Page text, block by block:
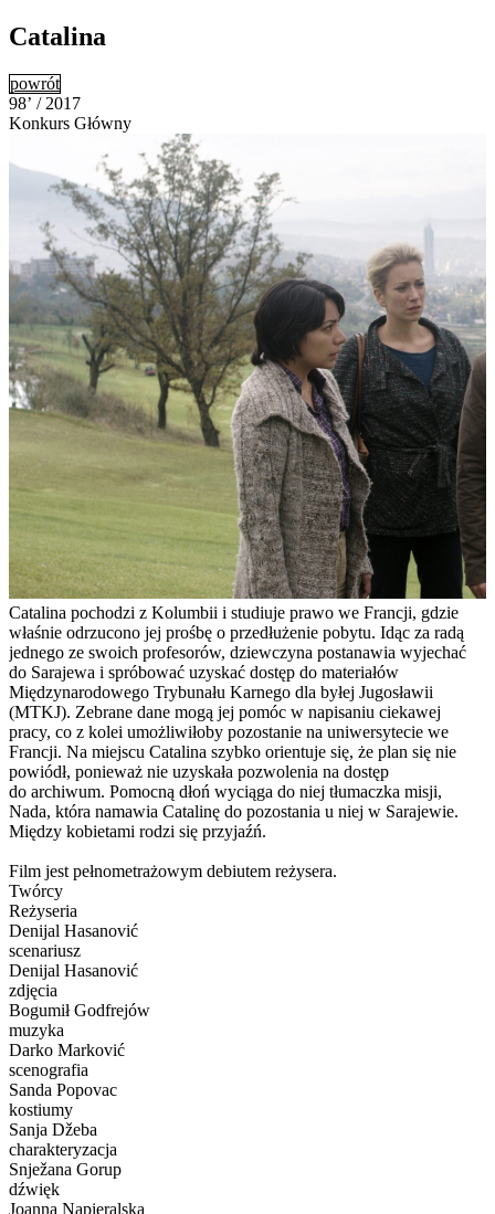
Catalina
powrót
98’ / 2017
Konkurs Główny
Catalina pochodzi z Kolumbii i studiuje prawo we Francji, gdzie
właśnie odrzucono jej prośbę o przedłużenie pobytu. Idąc za radą
jednego ze swoich profesorów, dziewczyna postanawia wyjechać
do Sarajewa i spróbować uzyskać dostęp do materiałów
Międzynarodowego Trybunału Karnego dla byłej Jugosławii
(MTKJ). Zebrane dane mogą jej pomóc w napisaniu ciekawej
pracy, co z kolei umożliwiłoby pozostanie na uniwersytecie we
Francji. Na miejscu Catalina szybko orientuje się, że plan się nie
powiódł, ponieważ nie uzyskała pozwolenia na dostęp
do archiwum. Pomocną dłoń wyciąga do niej tłumaczka misji,
Nada, która namawia Catalinę do pozostania u niej w Sarajewie.
Między kobietami rodzi się przyjaźń.
Film jest pełnometrażowym debiutem reżysera.
Twórcy
Reżyseria
Denijal Hasanović
scenariusz
Denijal Hasanović
zdjęcia
Bogumił Godfrejów
muzyka
Darko Marković
scenografia
Sanda Popovac
kostiumy
Sanja Džeba
charakteryzacja
Snježana Gorup
dźwięk
Joanna Napieralska